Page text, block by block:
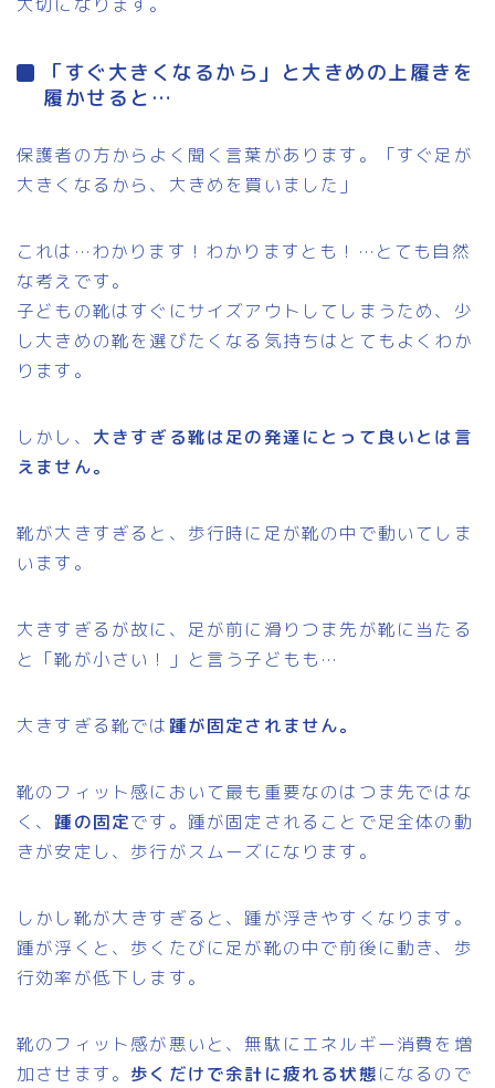
「すぐ大きくなるから」と大きめの上履きを
履かせると…
保護者の方からよく聞く言葉があります。「すぐ足が
大きくなるから、大きめを買いました」
これは…わかります！わかりますとも！…とても自然
な考えです。
子どもの靴はすぐにサイズアウトしてしまうため、少
し大きめの靴を選びたくなる気持ちはとてもよくわか
ります。
しかし、 大きすぎる靴は足の発達にとって良いとは言
えません。
靴が大きすぎると、歩行時に足が靴の中で動いてしま
います。
大きすぎるが故に、足が前に滑りつま先が靴に当たる
と「靴が小さい！」と言う子どもも…
大きすぎる靴では 踵が固定されません。
靴のフィット感において最も重要なのはつま先ではな
く、 踵の固定です。踵が固定されることで足全体の動
きが安定し、歩行がスムーズになります。
しかし靴が大きすぎると、踵が浮きやすくなります。
踵が浮くと、歩くたびに足が靴の中で前後に動き、歩
行効率が低下します。
靴のフィット感が悪いと、無駄にエネルギー消費を増
加させます。 歩くだけで余計に疲れる状態になるので